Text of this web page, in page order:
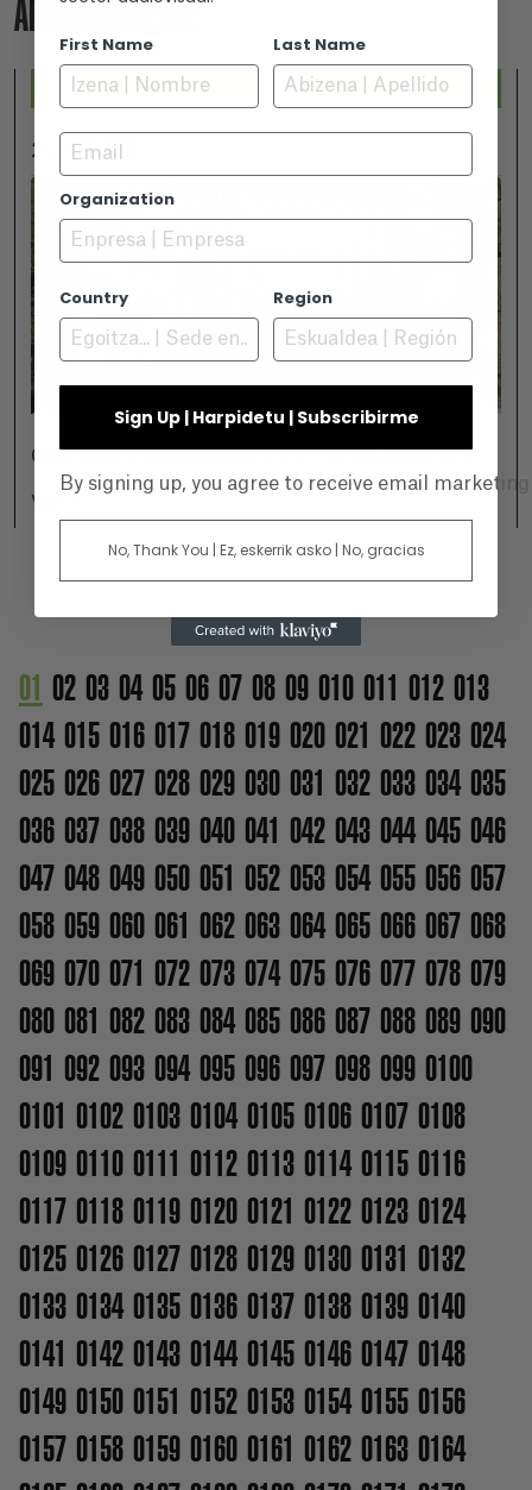
ADICIONALMENTE
2026-07-25
GAMBOA ZINEMALDIA EN VITORIA-GASTEIZ
Ver +
01 02 03 04 05 06 07 08 09 010 011 012 013
014 015 016 017 018 019 020 021 022 023 024
025 026 027 028 029 030 031 032 033 034 035
036 037 038 039 040 041 042 043 044 045 046
047 048 049 050 051 052 053 054 055 056 057
058 059 060 061 062 063 064 065 066 067 068
069 070 071 072 073 074 075 076 077 078 079
080 081 082 083 084 085 086 087 088 089 090
091 092 093 094 095 096 097 098 099 0100
0101 0102 0103 0104 0105 0106 0107 0108
0109 0110 0111 0112 0113 0114 0115 0116
0117 0118 0119 0120 0121 0122 0123 0124
0125 0126 0127 0128 0129 0130 0131 0132
0133 0134 0135 0136 0137 0138 0139 0140
0141 0142 0143 0144 0145 0146 0147 0148
0149 0150 0151 0152 0153 0154 0155 0156
0157 0158 0159 0160 0161 0162 0163 0164
First Name Last Name
Email
Organization
Country Region
Sign Up | Harpidetu | Subscribirme
By signing up, you agree to receive email
No, Thank You | Ez, eskerrik asko | No, gracias